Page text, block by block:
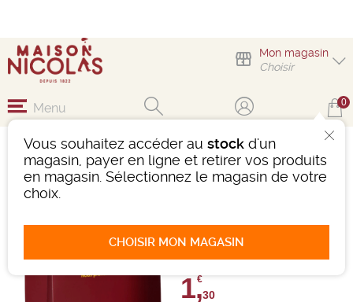
Mon magasin
Choisir
Vous souhaitez accéder au stock d'un
magasin, payer en ligne et retirer vos produits
en magasin. Sélectionnez le magasin de votre
choix.
CHOISIR MON MAGASIN
Menu 0
SAKEBOX 3
BOUTEILLES
0 avis
1,
€
30